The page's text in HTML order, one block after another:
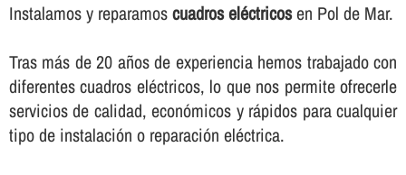
Instalamos y reparamoscuadros eléctricosen Pol de Mar.
Tras más de 20 años de experiencia hemos trabajado con
diferentes cuadros eléctricos, lo que nos permite ofrecerle
servicios de calidad, económicos y rápidos para cualquier
tipo de instalación o reparación eléctrica.